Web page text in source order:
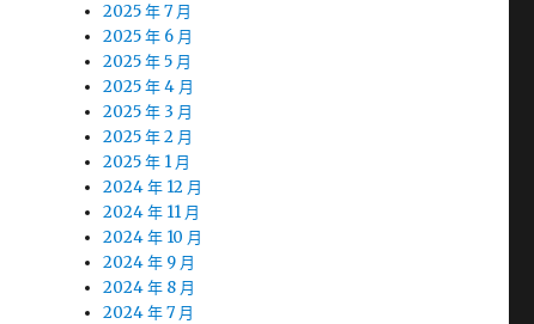
2025 年 7 月
2025 年 6 月
2025 年 5 月
2025 年 4 月
2025 年 3 月
2025 年 2 月
2025 年 1 月
2024 年 12 月
2024 年 11 月
2024 年 10 月
2024 年 9 月
2024 年 8 月
2024 年 7 月